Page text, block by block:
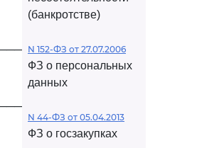
(банкротстве)
N 152-ФЗ от 27.07.2006
ФЗ о персональных
данных
N 44-ФЗ от 05.04.2013
ФЗ о госзакупках